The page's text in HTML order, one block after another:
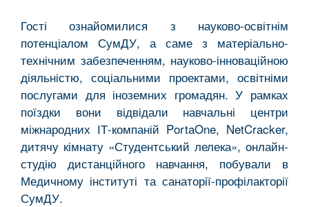
Гості ознайомилися з науково-освітнім
потенціалом СумДУ, а саме з матеріально-
технічним забезпеченням, науково-інноваційною
діяльністю, соціальними проектами, освітніми
послугами для іноземних громадян. У рамках
поїздки вони відвідали навчальні центри
міжнародних ІТ-компаній PortaOne, NetCracker,
дитячу кімнату «Студентський лелека», онлайн-
студію дистанційного навчання, побували в
Медичному інституті та санаторії-профілакторії
СумДУ.